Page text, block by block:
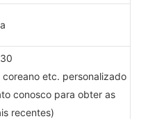
coreano etc. personalizado
conosco para obter as
recentes)